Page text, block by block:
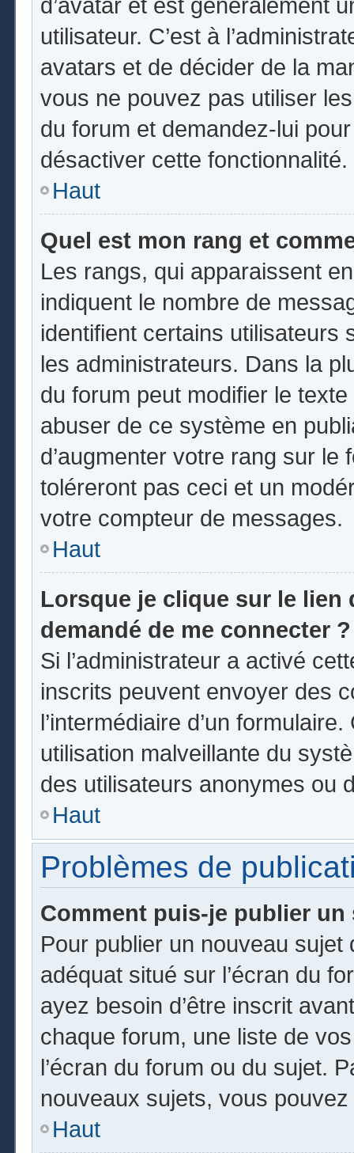
utilisateur. C’est à
avatars et de décider de la
vous ne pouvez pas utiliser
du forum et demandez-lui
désactiver cette fonctionnalité.
Haut
Quel est mon rang et
Les rangs, qui apparaissent
indiquent le nombre de
identifient certains utilisateurs
les administrateurs. Dans la
du forum peut modifier le
abuser de ce système en
d’augmenter votre rang sur
toléreront pas ceci et un
votre compteur de messages.
Haut
Lorsque je clique sur le lien
demandé de me connecter ?
Si l’administrateur a activé
inscrits peuvent envoyer des
l’intermédiaire d’un
utilisation malveillante du
des utilisateurs anonymes ou
Haut
Problèmes de
Comment puis-je publier
Pour publier un nouveau
adéquat situé sur l’écran du
ayez besoin d’être inscrit
chaque forum, une liste de
l’écran du forum ou du sujet.
nouveaux sujets, vous
Haut